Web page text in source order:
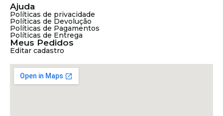
Ajuda
Políticas de privacidade
Políticas de Devolução
Políticas de Pagamentos
Políticas de Entrega
Meus Pedidos
Editar cadastro